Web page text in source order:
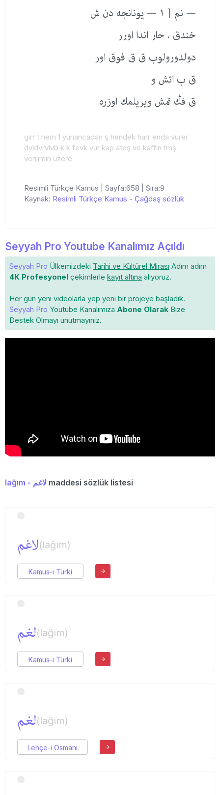
— نم [ ١ — یونانجه دن ش
خندق ، حار اندا اورر
دولدورولوب ق ق فوق اور
ق ب اتش و
ق فڭ تمش ویریلمك اوزره
girr t nem 1 yunancadan ş hendek harr enda vurer
dvldvrvlvb k k fevk vur kap ateş ve kaffın tmş
verilimin üzere
Resimli Türkçe Kamus | Sayfa:658 | Sıra:9
Kaynak: Resimli Türkçe Kamus - Çağdaş sözlük
Seyyah Pro Youtube Kanalımız Açıldı
Seyyah Pro Ülkemizdeki Tarihi ve Kültürel Mirası Adım adım
4K Profesyonel çekimlerle kayıt altına alıyoruz.
Her gün yeni videolarla yep yeni bir projeye başladık.
Seyyah Pro Youtube Kanalımıza Abone Olarak Bize
Destek Olmayı unutmayınız.
lağım - لاغم maddesi sözlük listesi
لاغم(lağım)
Kamus-ı Türki
لغم(lağım)
Kamus-ı Türki
لغم(lağım)
Lehçe-i Osmani